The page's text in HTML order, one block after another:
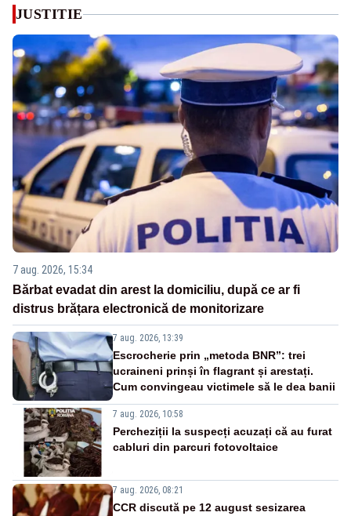
JUSTITIE
7 aug. 2026, 15:34
Bărbat evadat din arest la domiciliu, după ce ar fi
distrus brățara electronică de monitorizare
7 aug. 2026, 13:39
Escrocherie prin „metoda BNR”: trei
ucraineni prinși în flagrant și arestați.
Cum convingeau victimele să le dea banii
7 aug. 2026, 10:58
Percheziții la suspecți acuzați că au furat
cabluri din parcuri fotovoltaice
7 aug. 2026, 08:21
CCR discută pe 12 august sesizarea